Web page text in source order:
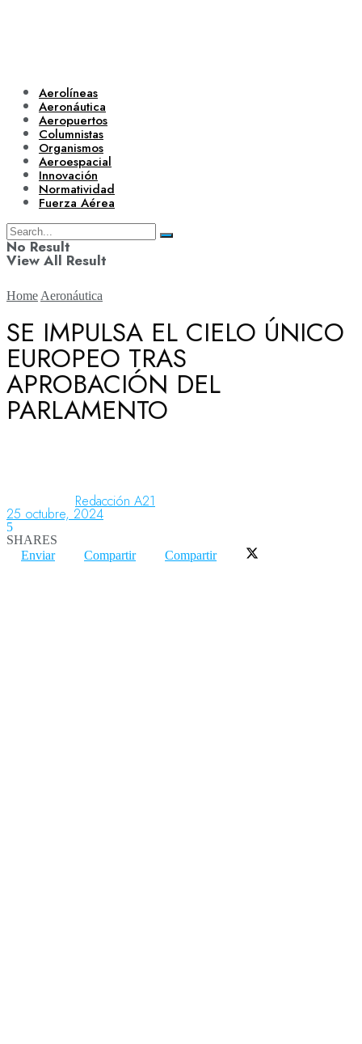
Aerolíneas
Aeronáutica
Aeropuertos
Columnistas
Organismos
Aeroespacial
Innovación
Normatividad
Fuerza Aérea
No Result
View All Result
Aerolíneas
Aeronáutica
Home Aeronáutica
SE IMPULSA EL CIELO ÚNICO
EUROPEO TRAS
APROBACIÓN DEL
PARLAMENTO
Redacción A21
25 octubre, 2024
5
SHARES
Enviar
Compartir Compartir